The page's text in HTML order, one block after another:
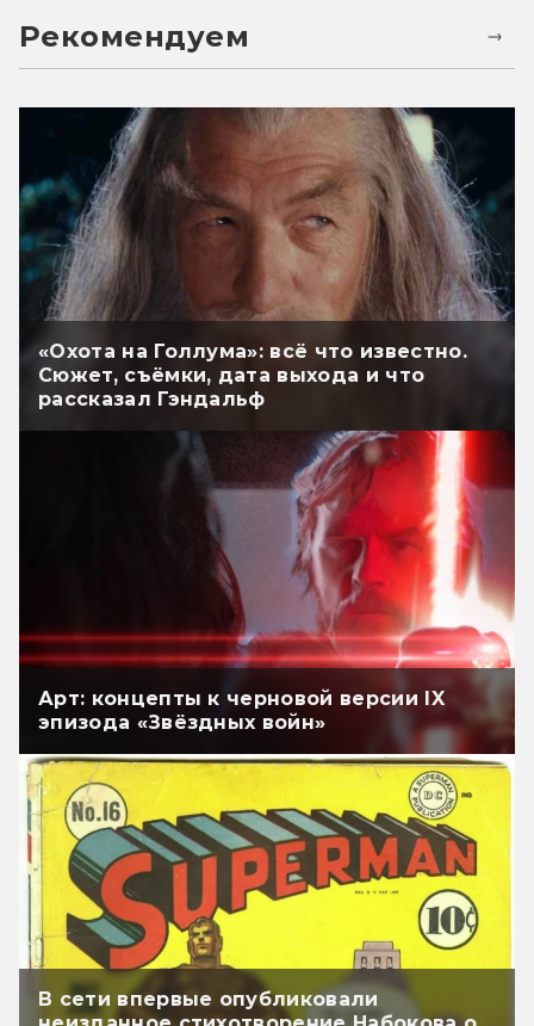
Рекомендуем
«Охота на Голлума»: всё что известно.
Сюжет, съёмки, дата выхода и что
рассказал Гэндальф
Арт: концепты к черновой версии IX
эпизода «Звёздных войн»
В сети впервые опубликовали